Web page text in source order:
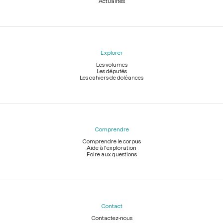
Explorer
Les volumes
Les députés
Les cahiers de doléances
Comprendre
Comprendre le corpus
Aide à l'exploration
Foire aux questions
Contact
Contactez-nous